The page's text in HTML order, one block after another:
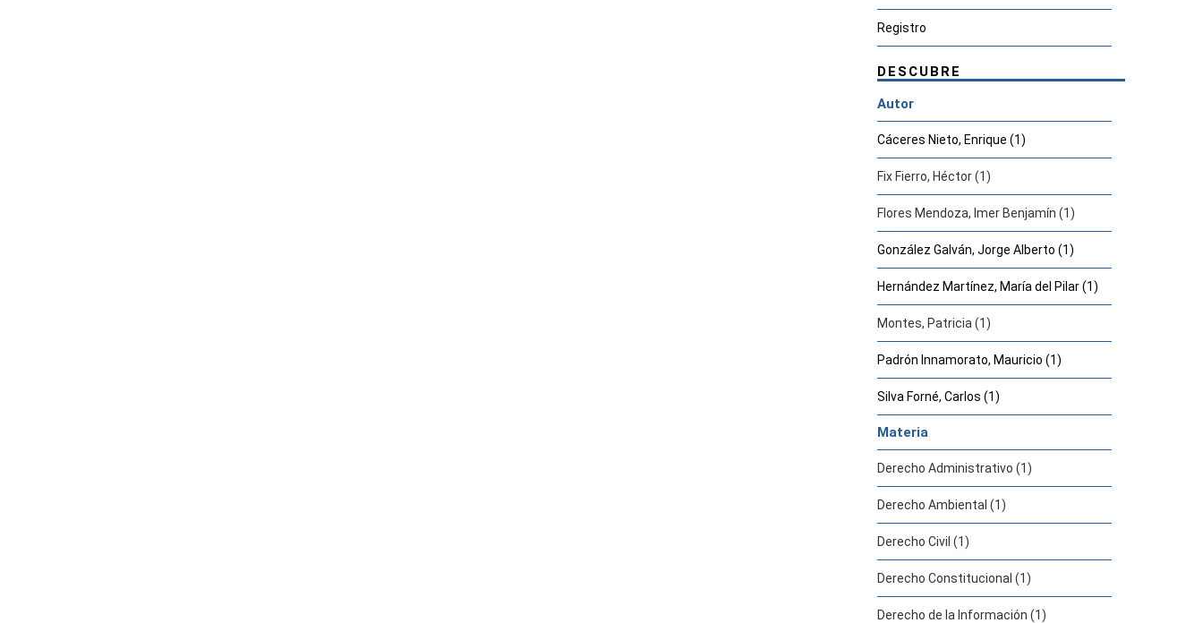
Registro
DESCUBRE
Autor
Cáceres Nieto, Enrique (1)
Fix Fierro, Héctor (1)
Flores Mendoza, Imer Benjamín (1)
González Galván, Jorge Alberto (1)
Hernández Martínez, María del Pilar (1)
Montes, Patricia (1)
Padrón Innamorato, Mauricio (1)
Silva Forné, Carlos (1)
Materia
Derecho Administrativo (1)
Derecho Ambiental (1)
Derecho Civil (1)
Derecho Constitucional (1)
Derecho de la Información (1)